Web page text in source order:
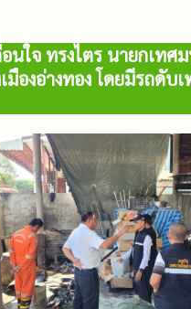
นใจ ทรงไตร นายกเท
เมืองอ่างทอง โดยมีรถดั